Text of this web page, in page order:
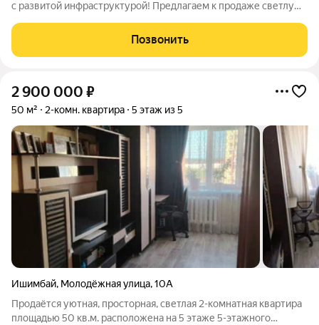
с развитой инфраструктурой! Предлагаем к продаже светлую
четвертом этаже пятиэтажного кирпичного дома. Отличная
планировка, косметический
Позвонить
2 900 000 ₽
50 м² 2-комн. квартира 5 этаж из 5
Ишимбай, Молодёжная улица,10А
Продаётся уютная, просторная, светлая 2-комнатная квартира
площадью 50 кв.м. расположена на 5 этаже 5-этажного